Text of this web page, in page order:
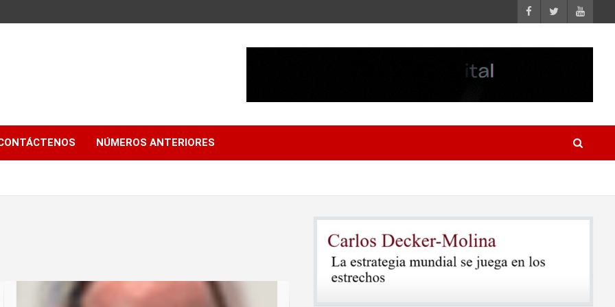
NÚMEROS ANTERIORES